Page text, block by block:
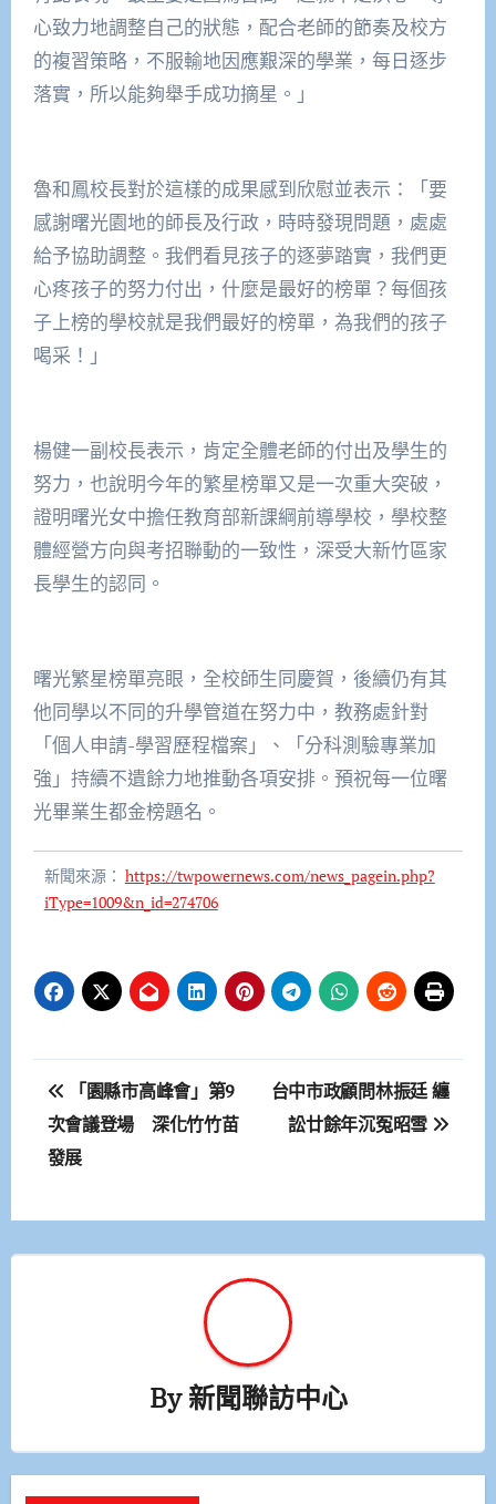
心致力地調整自己的狀態，配合老師的節奏及校方
的複習策略，不服輸地因應艱深的學業，每日逐步
落實，所以能夠舉手成功摘星。」
魯和鳳校長對於這樣的成果感到欣慰並表示：「要
感謝曙光園地的師長及行政，時時發現問題，處處
給予協助調整。我們看見孩子的逐夢踏實，我們更
心疼孩子的努力付出，什麼是最好的榜單？每個孩
子上榜的學校就是我們最好的榜單，為我們的孩子
喝采！」
楊健一副校長表示，肯定全體老師的付出及學生的
努力，也說明今年的繁星榜單又是一次重大突破，
證明曙光女中擔任教育部新課綱前導學校，學校整
體經營方向與考招聯動的一致性，深受大新竹區家
長學生的認同。
曙光繁星榜單亮眼，全校師生同慶賀，後續仍有其
他同學以不同的升學管道在努力中，教務處針對
「個人申請-學習歷程檔案」、「分科測驗專業加
強」持續不遺餘力地推動各項安排。預祝每一位曙
光畢業生都金榜題名。
新聞來源： https://twpowernews.com/news_pagein.php?
iType=1009&n_id=274706
文
章
導
覽
「園縣市高峰會」第9
次會議登場 深化竹竹苗
發展
台中市政顧問林振廷 纏
訟廿餘年沉冤昭雪
By新聞聯訪中心